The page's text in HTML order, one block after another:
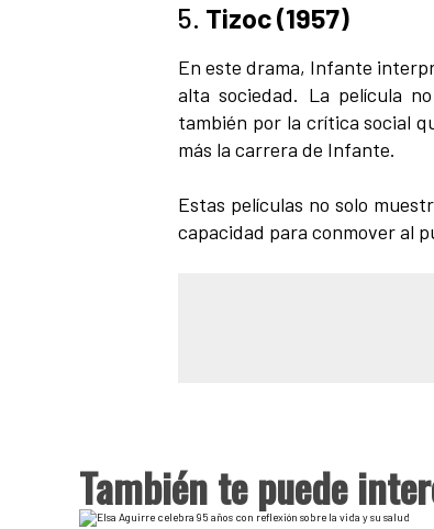
5. Tizoc (1957)
En este drama, Infante
alta sociedad. La película
también por la crítica social
más la carrera de Infante.
Estas películas no solo
capacidad para conmover al
También te puede